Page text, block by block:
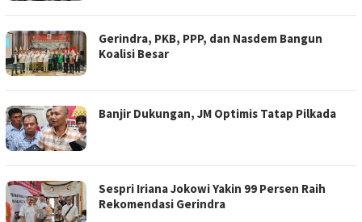
Gerindra, PKB, PPP, dan Nasdem Bangun
Koalisi Besar
Banjir Dukungan, JM Optimis Tatap Pilkada
Sespri Iriana Jokowi Yakin 99 Persen Raih
Rekomendasi Gerindra